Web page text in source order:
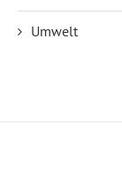
Umwelt